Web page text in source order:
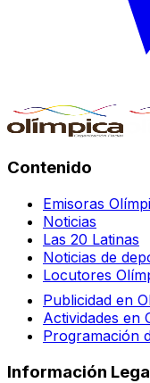
Contenido
Emisoras
Noticias
Las 20 Latinas
Noticias de
Locutores
Publicidad en
Actividades en
Programación
Información